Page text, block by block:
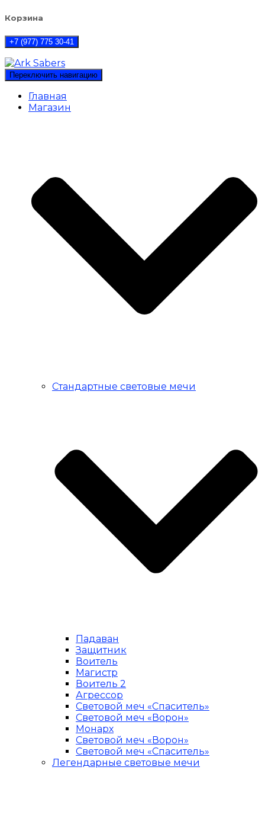
Корзина
+7 (977) 775 30-41
Переключить навигацию
Главная
Магазин
Стандартные световые мечи
Падаван
Защитник
Воитель
Магистр
Воитель 2
Агрессор
Световой меч «Спаситель»
Световой меч «Ворон»
Монарх
Световой меч «Ворон»
Световой меч «Спаситель»
Легендарные световые мечи